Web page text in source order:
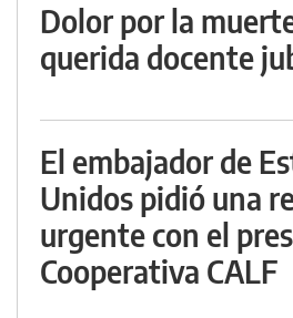
Dolor por la
querida docente
El embajador de
Unidos pidió una
urgente con el
Cooperativa CALF